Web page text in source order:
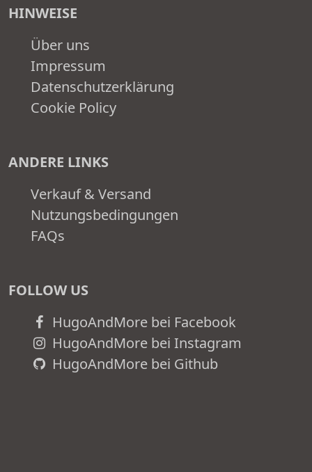
HINWEISE
Über uns
Impressum
Datenschutzerklärung
Cookie Policy
ANDERE LINKS
Verkauf & Versand
Nutzungsbedingungen
FAQs
FOLLOW US
HugoAndMore bei Facebook
HugoAndMore bei Instagram
HugoAndMore bei Github